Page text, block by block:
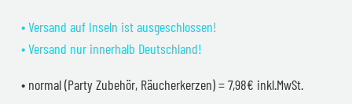
• Versand auf Inseln ist ausgeschlossen!
• Versand nur innerhalb Deutschland!
• normal (Party Zubehör, Räucherkerzen) = 7,98€ inkl.MwSt.